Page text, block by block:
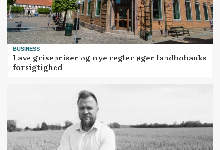
BUSINESS
Lave grisepriser og nye regler øger landbobanks
forsigtighed